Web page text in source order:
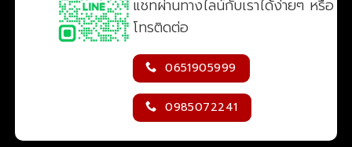
แชทผ่านทางไลน์กับเราได้ง่ายๆ หรือ
โทรติดต่อ
0651905999
0985072241